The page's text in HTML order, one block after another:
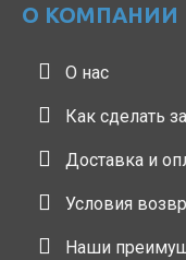
О КОМПАНИИ
О нас
Как сделать
Доставка и
Условия
Наши